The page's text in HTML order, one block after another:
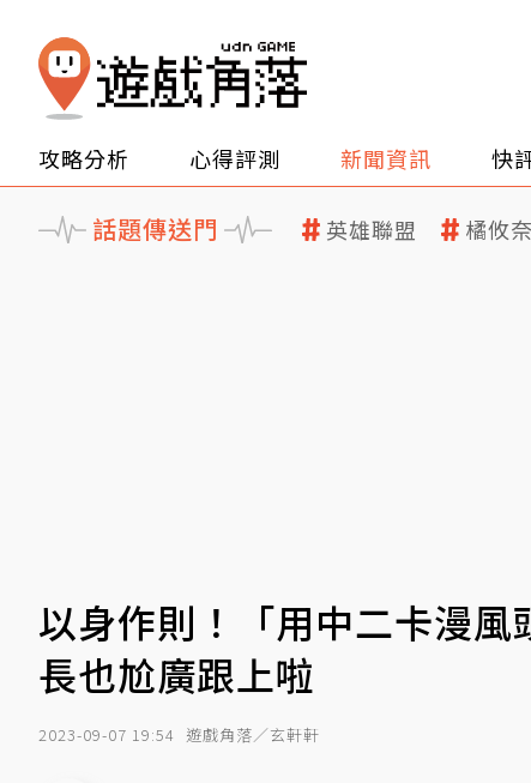
攻略分析 心得評測 新聞資訊 快
話題傳送門 英雄聯盟 橘攸奈
以身作則！「用中二卡漫
長也尬廣跟上啦
2023-09-07 19:54 遊戲角落／玄軒軒